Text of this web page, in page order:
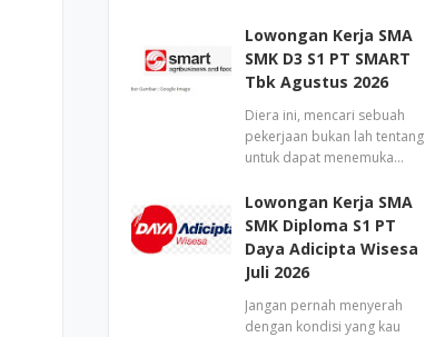
Lowongan Kerja SMA
SMK D3 S1 PT SMART
Tbk Agustus 2026
Diera ini, mencari sebuah
pekerjaan bukan lah tentang
untuk dapat menemuka…
Lowongan Kerja SMA
SMK Diploma S1 PT
Daya Adicipta Wisesa
Juli 2026
Jangan pernah menyerah
dengan kondisi yang kau